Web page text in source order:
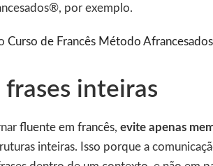
por exemplo.
Curso de Francês Método
frases inteiras
fluente em francês, evite apenas
inteiras. Isso porque a